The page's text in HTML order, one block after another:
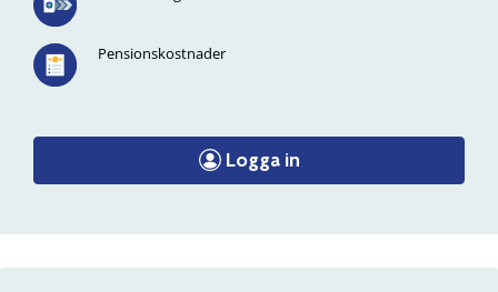
Pensionskostnader
Logga in